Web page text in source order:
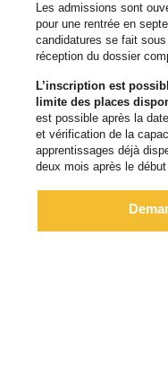
Les admissions sont
pour une rentrée en
candidatures se fait
réception du dossier
L’inscription est
limite des places
est possible après la
et vérification de la
apprentissages déjà
deux mois après le